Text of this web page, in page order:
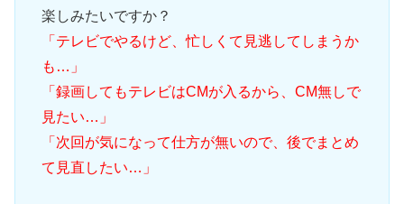
楽しみたいですか？
「テレビでやるけど、忙しくて見逃してしまうか
も…」
「録画してもテレビはCMが入るから、CM無しで
見たい…」
「次回が気になって仕方が無いので、後でまとめ
て見直したい…」